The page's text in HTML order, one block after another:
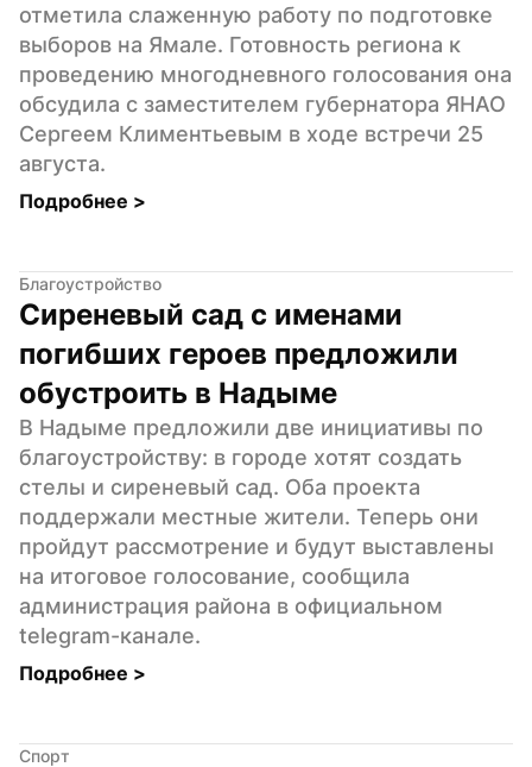
отметила слаженную работу по подготовке
выборов на Ямале. Готовность региона к
проведению многодневного голосования она
обсудила с заместителем губернатора ЯНАО
Сергеем Климентьевым в ходе встречи 25
августа.
Подробнее >
Благоустройство
Сиреневый сад с именами
погибших героев предложили
обустроить в Надыме
В Надыме предложили две инициативы по
благоустройству: в городе хотят создать
стелы и сиреневый сад. Оба проекта
поддержали местные жители. Теперь они
пройдут рассмотрение и будут выставлены
на итоговое голосование, сообщила
администрация района в официальном
telegram-канале.
Подробнее >
Спорт